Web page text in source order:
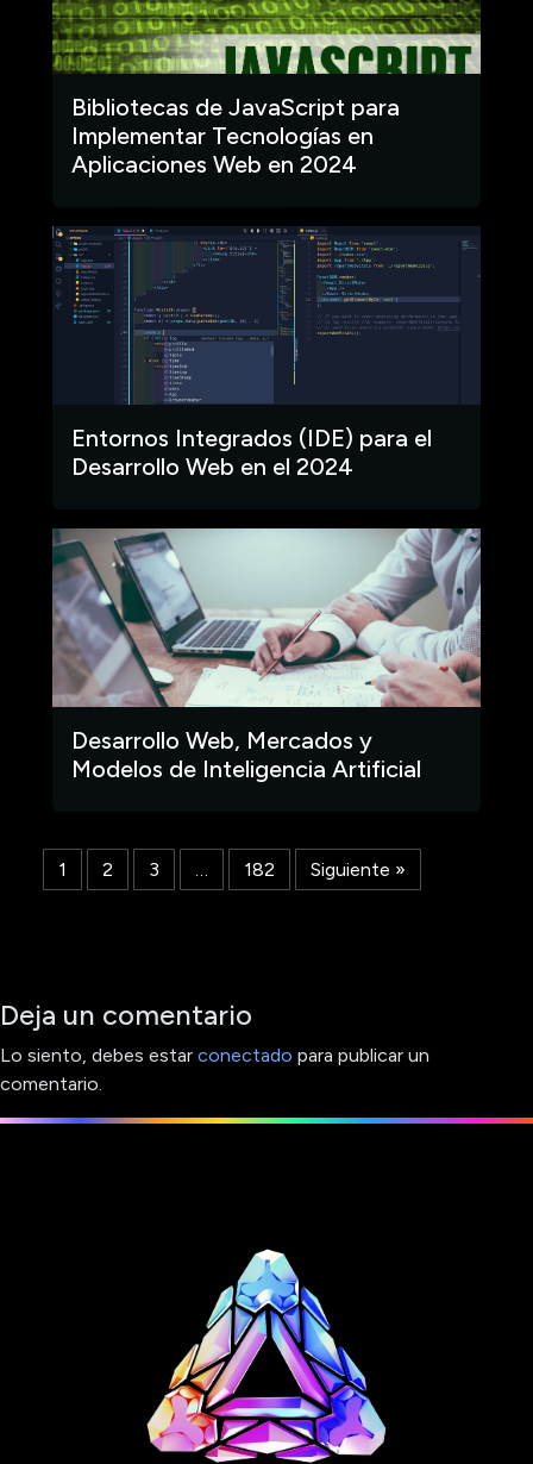
Bibliotecas de JavaScript para
Implementar Tecnologías en
Aplicaciones Web en 2024
Entornos Integrados (IDE) para el
Desarrollo Web en el 2024
Desarrollo Web, Mercados y
Modelos de Inteligencia Artificial
1 2 3 … 182 Siguiente »
Deja un comentario
Lo siento, debes estar conectado para publicar un
comentario.